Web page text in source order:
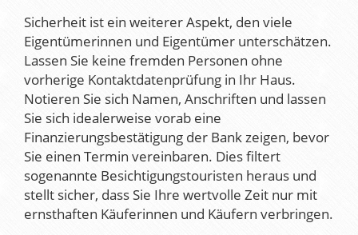
Sicherheit ist ein weiterer Aspekt, den viele
Eigentümerinnen und Eigentümer unterschätzen.
Lassen Sie keine fremden Personen ohne
vorherige Kontaktdatenprüfung in Ihr Haus.
Notieren Sie sich Namen, Anschriften und lassen
Sie sich idealerweise vorab eine
Finanzierungsbestätigung der Bank zeigen, bevor
Sie einen Termin vereinbaren. Dies filtert
sogenannte Besichtigungstouristen heraus und
stellt sicher, dass Sie Ihre wertvolle Zeit nur mit
ernsthaften Käuferinnen und Käufern verbringen.